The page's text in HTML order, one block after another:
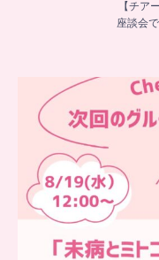
【チア
座談会